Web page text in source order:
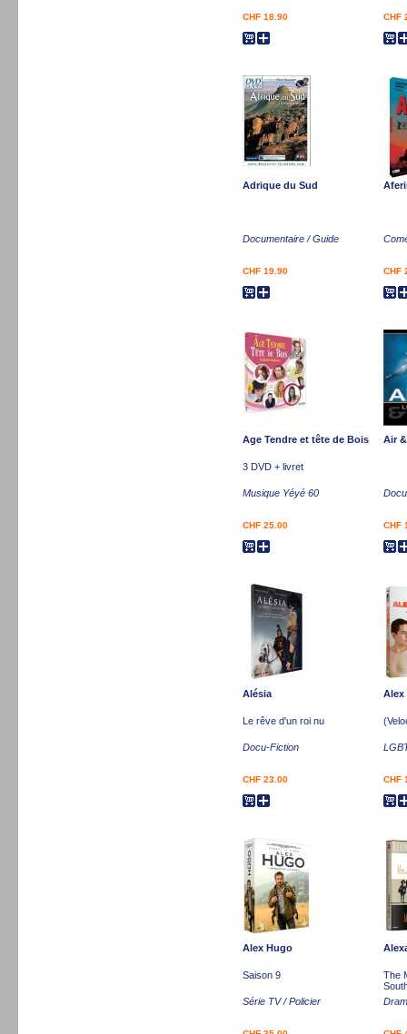
CHF 18.90 CHF
Adrique du Sud
Documentaire / Guide
CHF 19.90 CHF
Age Tendre et tête de Bois
3 DVD + livret
Musique Yéyé 60
CHF 25.00
Air
CHF
Alésia
Le rêve d'un roi nu
Docu-Fiction
CHF 23.00
Alex
CHF
Alex Hugo
Saison 9
Série TV / Policier
The